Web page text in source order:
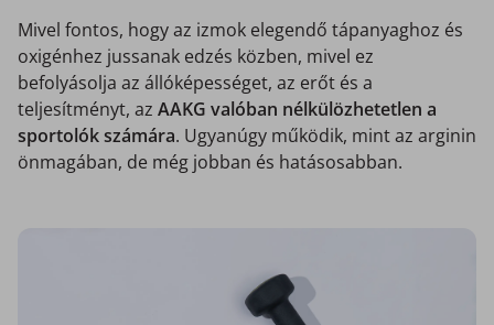
Mivel fontos, hogy az izmok elegendő tápanyaghoz és
oxigénhez jussanak edzés közben, mivel ez
befolyásolja az állóképességet, az erőt és a
teljesítményt, az AAKG valóban nélkülözhetetlen a
sportolók számára. Ugyanúgy működik, mint az arginin
önmagában, de még jobban és hatásosabban.